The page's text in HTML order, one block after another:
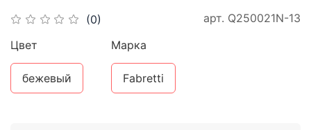
(0) арт. Q250021N-13
Цвет
бежевый
Марка
Fabretti